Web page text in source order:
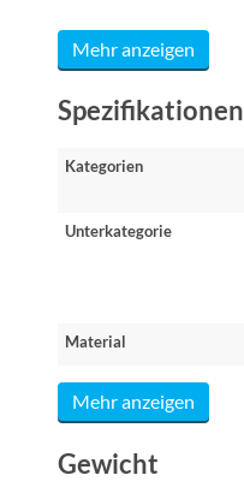
Mehr anzeigen
Spezifikationen
Kategorien
Unterkategorie
Material
Mehr anzeigen
Gewicht